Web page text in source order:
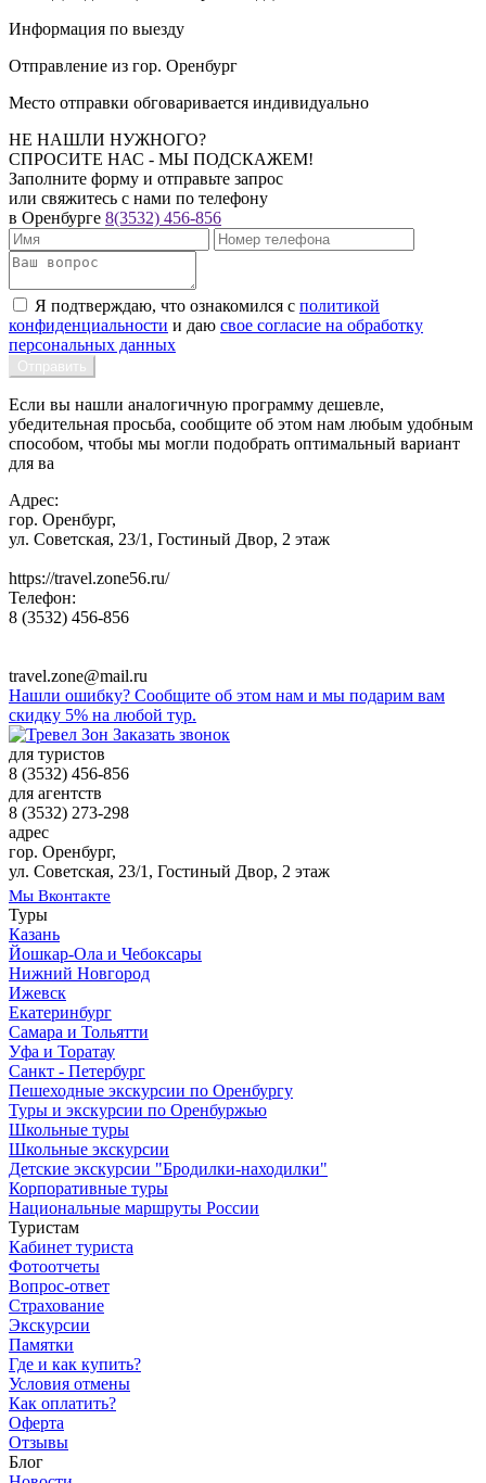
Информация по выезду
Отправление из гор. Оренбург
Место отправки обговаривается индивидуально
НЕ НАШЛИ НУЖНОГО?
СПРОСИТЕ НАС - МЫ ПОДСКАЖЕМ!
Заполните форму и отправьте запрос
или свяжитесь с нами по телефону
в Оренбурге 8(3532) 456-856
Я подтверждаю, что ознакомился с политикой
конфиденциальности и даю свое согласие на обработку
персональных данных
Если вы нашли аналогичную программу дешевле,
убедительная просьба, сообщите об этом нам любым удобным
способом, чтобы мы могли подобрать оптимальный вариант
для ва
Адрес:
гор. Оренбург,
ул. Советская, 23/1, Гостиный Двор, 2 этаж
https://travel.zone56.ru/
Телефон:
8 (3532) 456-856
travel.zone@mail.ru
Нашли ошибку? Сообщите об этом нам и мы подарим вам
скидку 5% на любой тур.
Заказать звонок
для туристов
8 (3532) 456-856
для агентств
8 (3532) 273-298
адрес
гор. Оренбург,
ул. Советская, 23/1, Гостиный Двор, 2 этаж
Мы Вконтакте
Туры
Казань
Йошкар-Ола и Чебоксары
Нижний Новгород
Ижевск
Екатеринбург
Самара и Тольятти
Уфа и Торатау
Санкт - Петербург
Пешеходные экскурсии по Оренбургу
Туры и экскурсии по Оренбуржью
Школьные туры
Школьные экскурсии
Детские экскурсии "Бродилки-находилки"
Корпоративные туры
Национальные маршруты России
Туристам
Кабинет туриста
Фотоотчеты
Вопрос-ответ
Страхование
Экскурсии
Памятки
Где и как купить?
Условия отмены
Как оплатить?
Оферта
Отзывы
Блог